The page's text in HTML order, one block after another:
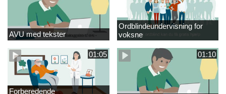
AVU med tekster
Ordblindeundervisning for
voksne
01:05
Forberedende
01:10